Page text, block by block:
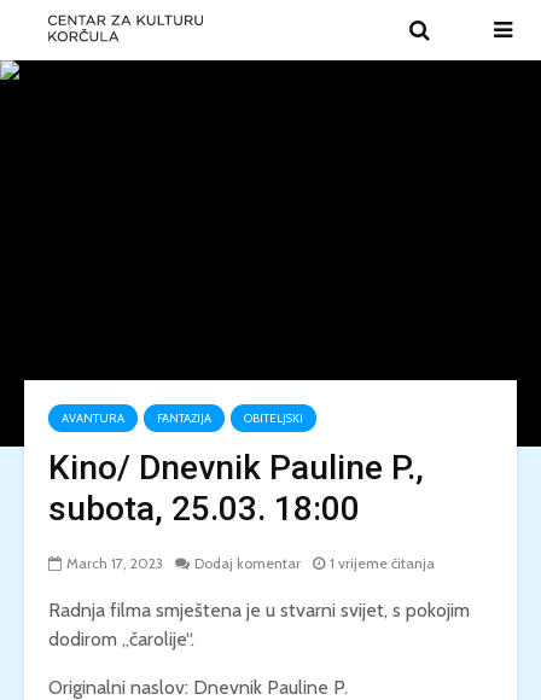
AVANTURA FANTAZIJA OBITELJSKI
Kino/ Dnevnik Pauline P.,
subota, 25.03. 18:00
March 17, 2023 Dodaj komentar 1 vrijeme čitanja
Radnja filma smještena je u stvarni svijet, s pokojim
dodirom „čarolije“.
Originalni naslov: Dnevnik Pauline P.